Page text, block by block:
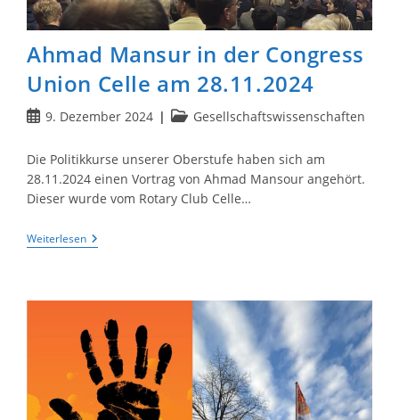
Ahmad Mansur in der Congress
Union Celle am 28.11.2024
Beitrag
9. Dezember 2024
Beitrags-
Gesellschaftswissenschaften
Die Politikkurse unserer Oberstufe haben sich am
28.11.2024 einen Vortrag von Ahmad Mansour angehört.
Dieser wurde vom Rotary Club Celle…
WeiterlesenAhmad
Mansur
Celle
Am
28.11.2024